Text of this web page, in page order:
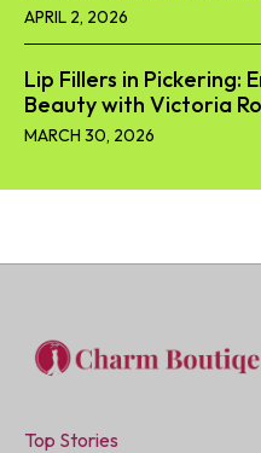
APRIL 2, 2026
Lip Fillers in Pickering:
Beauty with Victoria
MARCH 30, 2026
Top Stories